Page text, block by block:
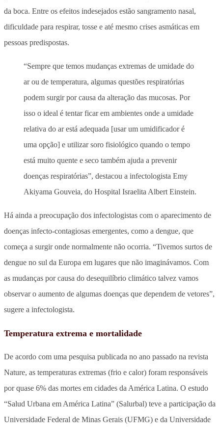
da boca. Entre os efeitos indesejados estão sangramento nasal,
dificuldade para respirar, tosse e até mesmo crises asmáticas em
pessoas predispostas.
“Sempre que temos mudanças extremas de umidade do
ar ou de temperatura, algumas questões respiratórias
podem surgir por causa da alteração das mucosas. Por
isso o ideal é tentar ficar em ambientes onde a umidade
relativa do ar está adequada [usar um umidificador é
uma opção] e utilizar soro fisiológico quando o tempo
está muito quente e seco também ajuda a prevenir
doenças respiratórias”, destacou a infectologista Emy
Akiyama Gouveia, do Hospital Israelita Albert Einstein.
Há ainda a preocupação dos infectologistas com o aparecimento de
doenças infecto-contagiosas emergentes, como a dengue, que
começa a surgir onde normalmente não ocorria. “Tivemos surtos de
dengue no sul da Europa em lugares que não imaginávamos. Com
as mudanças por causa do desequilíbrio climático talvez vamos
observar o aumento de algumas doenças que dependem de vetores”,
sugere a infectologista.
Temperatura extrema e mortalidade
De acordo com uma pesquisa publicada no ano passado na revista
Nature, as temperaturas extremas (frio e calor) foram responsáveis
por quase 6% das mortes em cidades da América Latina. O estudo
“Salud Urbana em América Latina” (Salurbal) teve a participação da
Universidade Federal de Minas Gerais (UFMG) e da Universidade